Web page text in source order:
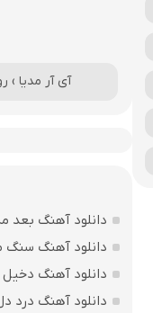
آی آر مدیا ›
دانلود آهنگ بعد
دانلود آهنگ سنگ
دانلود آهنگ دخیل
دانلود آهنگ درد